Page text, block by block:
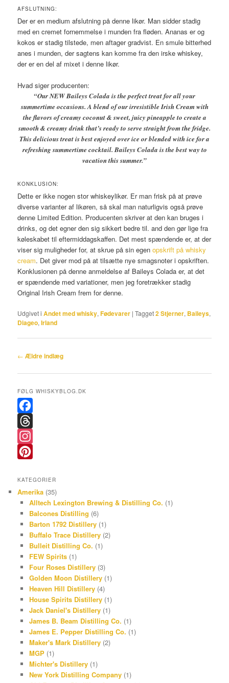
AFSLUTNING:
Der er en medium afslutning på denne likør. Man sidder stadig
med en cremet fornemmelse i munden fra fløden. Ananas er og
kokos er stadig tilstede, men aftager gradvist. En smule bitterhed
anes i munden, der sagtens kan komme fra den irske whiskey,
der er en del af mixet i denne likør.
Hvad siger producenten:
“Our NEW Baileys Colada is the perfect treat for all your
summertime occasions. A blend of our irresistible Irish Cream with
the flavors of creamy coconut & sweet, juicy pineapple to create a
smooth & creamy drink that’s ready to serve straight from the fridge.
This delicious treat is best enjoyed over ice or blended with ice for a
refreshing summertime cocktail. Baileys Colada is the best way to
vacation this summer.”
KONKLUSION:
Dette er ikke nogen stor whiskeylikør. Er man frisk på at prøve
diverse varianter af likøren, så skal man naturligvis også prøve
denne Limited Edition. Producenten skriver at den kan bruges i
drinks, og det egner den sig sikkert bedre til. and den gør lige fra
køleskabet til eftermiddagskaffen. Det mest spændende er, at der
viser sig muligheder for, at skrue på sin egenopskrift på whisky
cream. Det giver mod på at tilsætte nye smagsnoter i opskriften.
Konklusionen på denne anmeldelse af Baileys Colada er, at det
er spændende med variationer, men jeg foretrækker stadig
Original Irish Cream frem for denne.
Udgivet i Andet med whisky,Fødevarer |Tagget2 Stjerner, Baileys,
Diageo,Irland
Indlægsnavigation
← Ældre indlæg
FØLG WHISKYBLOG.DK
F
a
c
b
o
o
k
T
h
e
a
d
s
I
s
t
a
g
a
m
i
n
e
e
s
KATEGORIER
Amerika (35)
Alltech Lexington Brewing & Distilling Co. (1)
Balcones Distilling (6)
Barton 1792 Distillery(1)
Buffalo Trace Distillery(2)
Bulleit Distilling Co. (1)
FEW Spirits(1)
Four Roses Distillery(3)
Golden Moon Distillery(1)
Heaven Hill Distillery(4)
House Spirits Distillery(1)
Jack Daniel's Distillery(1)
James B. Beam Distilling Co. (1)
James E. Pepper Distilling Co. (1)
Maker's Mark Distillery(2)
MGP(1)
Michter's Distillery(1)
New York Distilling Company(1)